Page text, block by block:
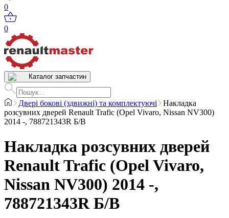
0
0
Каталог запчастин
Двері бокові (здвижні) та комплектуючі
Накладка
розсувних дверей Renault Trafic (Opel Vivaro, Nissan NV300)
2014 -, 788721343R Б/В
Накладка розсувних дверей
Renault Trafic (Opel Vivaro,
Nissan NV300) 2014 -,
788721343R Б/В